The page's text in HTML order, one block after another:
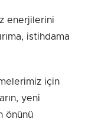
enerjilerini
istihdama
için
yeni
önünü